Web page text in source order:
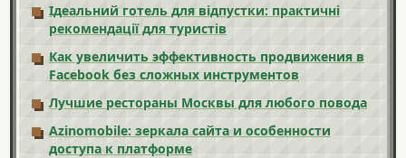
Ідеальний готель для відпустки: практичні
рекомендації для туристів
Как увеличить эффективность продвижения в
Facebook без сложных инструментов
Лучшие рестораны Москвы для любого повода
Azinomobile: зеркала сайта и особенности
доступа к платформе